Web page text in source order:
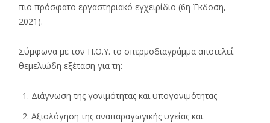
πιο πρόσφατο εργαστηριακό εγχειρίδιο (6η Έκδοση,
2021).
Σύμφωνα με τον Π.Ο.Υ. το σπερμοδιαγράμμα αποτελεί
θεμελιώδη εξέταση για τη:
Διάγνωση της γονιμότητας και υπογονιμότητας
Αξιολόγηση της αναπαραγωγικής υγείας και